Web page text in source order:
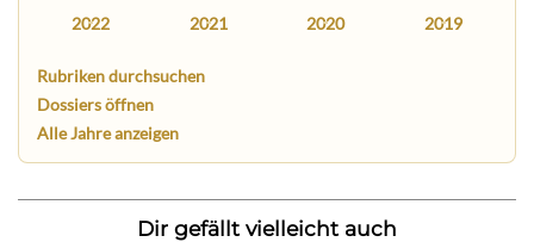
2022 2021 2020 2019
Rubriken durchsuchen
Dossiers öffnen
Alle Jahre anzeigen
Dir gefällt vielleicht auch